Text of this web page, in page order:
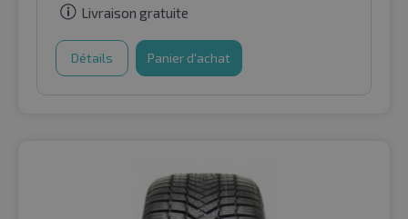
Livraison gratuite
Détails Panier d'achat